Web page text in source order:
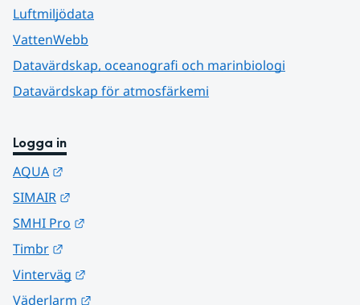
Luftmiljödata
VattenWebb
Datavärdskap, oceanografi och marinbiologi
Datavärdskap för atmosfärkemi
Logga in
AQUA
SIMAIR
SMHI Pro
Timbr
Vinterväg
Väderlarm